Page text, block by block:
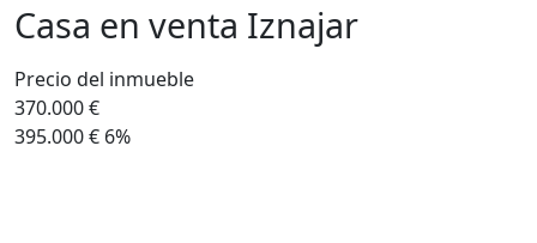
Casa en venta Iznajar
Precio del inmueble
370.000 €
395.000 € 6%